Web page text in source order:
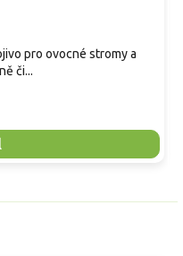
pro ovocné stromy a
či...